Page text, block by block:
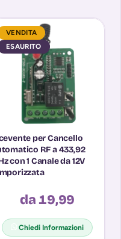
VENDITA
ESAURITO
per Cancello
RF a 433,92
con 1 Canale da 12V
da 19,99
Chiedi Informazioni